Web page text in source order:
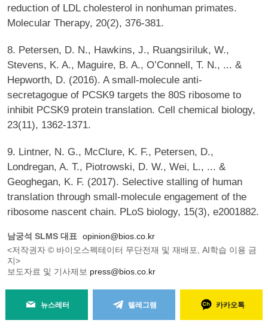
reduction of LDL cholesterol in nonhuman primates.
Molecular Therapy, 20(2), 376-381.
8. Petersen, D. N., Hawkins, J., Ruangsiriluk, W.,
Stevens, K. A., Maguire, B. A., O’Connell, T. N., ... &
Hepworth, D. (2016). A small-molecule anti-
secretagogue of PCSK9 targets the 80S ribosome to
inhibit PCSK9 protein translation. Cell chemical biology,
23(11), 1362-1371.
9. Lintner, N. G., McClure, K. F., Petersen, D.,
Londregan, A. T., Piotrowski, D. W., Wei, L., ... &
Geoghegan, K. F. (2017). Selective stalling of human
translation through small-molecule engagement of the
ribosome nascent chain. PLoS biology, 15(3), e2001882.
남궁석 SLMS 대표
opinion@bios.co.kr
<저작권자 © 바이오스펙테이터 무단전재 및 재배포, AI학습 이용 금
지>
보도자료 및 기사제보 press@bios.co.kr
뉴스레터 텔레그램 카카오톡